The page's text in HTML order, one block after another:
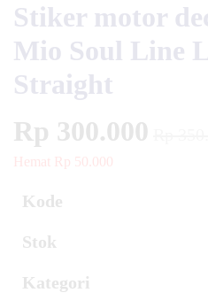
Stiker motor
Mio Soul Line
Straight
Rp 300.000
Hemat Rp 50.000
Kode
Stok
Kategori